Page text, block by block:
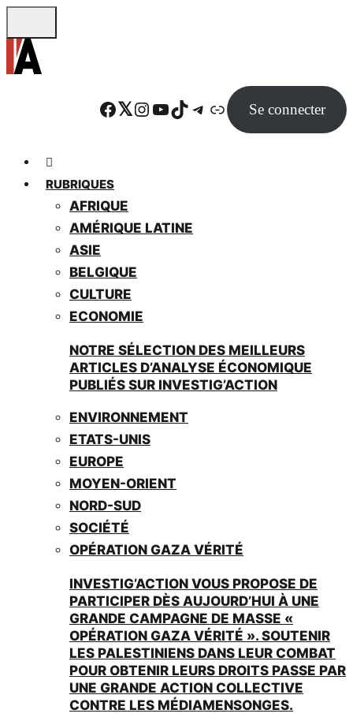
to
main
Facebook Twitter Instagram YouTube TikTok Telegram Lien Se connecter
RUBRIQUES
AFRIQUE
AMÉRIQUE LATINE
ASIE
BELGIQUE
CULTURE
ECONOMIE
NOTRE SÉLECTION DES MEILLEURS
ARTICLES D’ANALYSE ÉCONOMIQUE
PUBLIÉS SUR INVESTIG’ACTION
ENVIRONNEMENT
ETATS-UNIS
EUROPE
MOYEN-ORIENT
NORD-SUD
SOCIÉTÉ
OPÉRATION GAZA VÉRITÉ
INVESTIG’ACTION VOUS PROPOSE DE
PARTICIPER DÈS AUJOURD’HUI À UNE
GRANDE CAMPAGNE DE MASSE «
OPÉRATION GAZA VÉRITÉ ». SOUTENIR
LES PALESTINIENS DANS LEUR COMBAT
POUR OBTENIR LEURS DROITS PASSE PAR
UNE GRANDE ACTION COLLECTIVE
CONTRE LES MÉDIAMENSONGES.